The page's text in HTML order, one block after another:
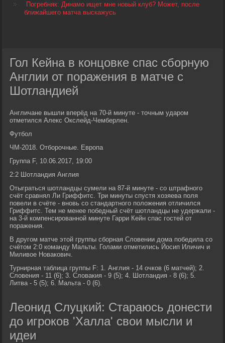
Погребняк: Динамо ищет мне новый клуб? Может, после
ближайшего матча выскажусь
Гол Кейна в концовке спас сборную
Англии от поражения в матче с
Шотландией
Англичане вышли вперёд на 70-й минуте - точным ударом
отметился Алекс Окслейд-Чемберлен.
Футбол
ЧМ-2018. Отборочные. Европа
Группа F, 10.06.2017, 19:00
2:2 Шотландия Англия
Отыграться шотландцы сумели на 87-й минуте - со штрафного
счёт сравнял Ли Гриффитс. Три минуты спустя хозяева поля
повели в счёте - вновь со стандартного положения отличился
Гриффитс. Тем не менее победный счёт шотландцы не удержали -
на 3-й компенсированной минуте Гарри Кейн спас гостей от
поражения.
В другом матче этой группы сборная Словении дома победила со
счётом 2:0 команду Мальты. Голами отметились Йосип Иличич и
Миливое Новакович.
Турнирная таблица группы F: 1. Англия - 14 очков (6 матчей); 2.
Словения - 11 (6); 3. Словакия - 9 (5); 4. Шотландия - 8 (6); 5.
Литва - 5 (5); 6. Мальта - 0 (6).
Леонид Слуцкий: Стараюсь донести
до игроков 'Халла' свои мысли и
идеи